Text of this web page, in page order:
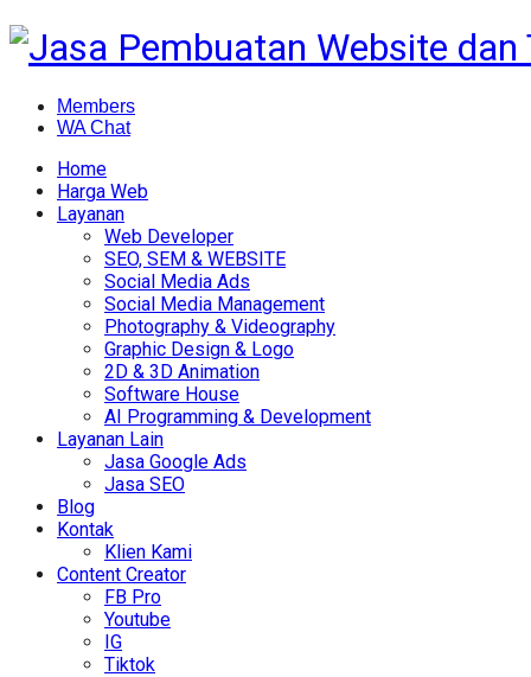
Members
WA Chat
Home
Harga Web
Layanan
Web Developer
SEO, SEM & WEBSITE
Social Media Ads
Social Media Management
Photography & Videography
Graphic Design & Logo
2D & 3D Animation
Software House
AI Programming & Development
Layanan Lain
Jasa Google Ads
Jasa SEO
Blog
Kontak
Klien Kami
Content Creator
FB Pro
Youtube
IG
Tiktok